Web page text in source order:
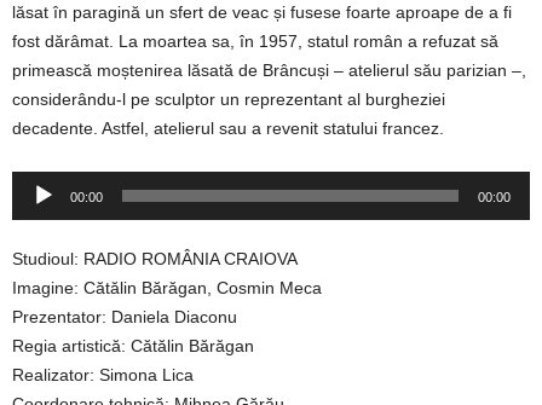
lăsat în paragină un sfert de veac și fusese foarte aproape de a fi
fost dărâmat. La moartea sa, în 1957, statul român a refuzat să
primească moștenirea lăsată de Brâncuși – atelierul său parizian –,
considerându-l pe sculptor un reprezentant al burgheziei
decadente. Astfel, atelierul sau a revenit statului francez.
Player
00:00 00:00
Studioul: RADIO ROMÂNIA CRAIOVA
Imagine: Cătălin Bărăgan, Cosmin Meca
Prezentator: Daniela Diaconu
Regia artistică: Cătălin Bărăgan
Realizator: Simona Lica